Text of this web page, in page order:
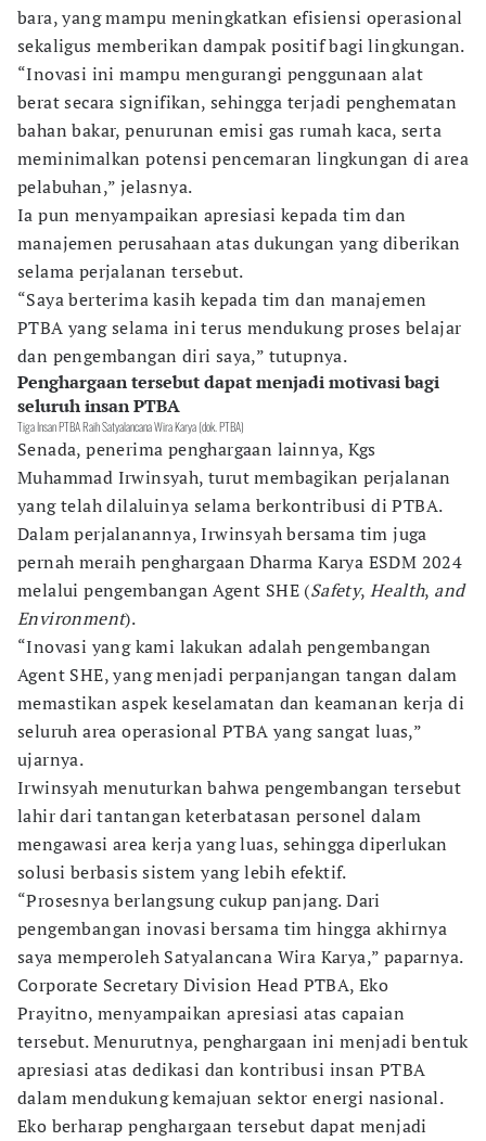
bara, yang mampu meningkatkan efisiensi operasional
sekaligus memberikan dampak positif bagi lingkungan.
“Inovasi ini mampu mengurangi penggunaan alat
berat secara signifikan, sehingga terjadi penghematan
bahan bakar, penurunan emisi gas rumah kaca, serta
meminimalkan potensi pencemaran lingkungan di area
pelabuhan,” jelasnya.
Ia pun menyampaikan apresiasi kepada tim dan
manajemen perusahaan atas dukungan yang diberikan
selama perjalanan tersebut.
“Saya berterima kasih kepada tim dan manajemen
PTBA yang selama ini terus mendukung proses belajar
dan pengembangan diri saya,” tutupnya.
Penghargaan tersebut dapat menjadi motivasi bagi
seluruh insan PTBA
Tiga Insan PTBA Raih Satyalancana Wira Karya (dok. PTBA)
Senada, penerima penghargaan lainnya, Kgs
Muhammad Irwinsyah, turut membagikan perjalanan
yang telah dilaluinya selama berkontribusi di PTBA.
Dalam perjalanannya, Irwinsyah bersama tim juga
pernah meraih penghargaan Dharma Karya ESDM 2024
melalui pengembangan Agent SHE (Safety,Health, and
Environment).
“Inovasi yang kami lakukan adalah pengembangan
Agent SHE, yang menjadi perpanjangan tangan dalam
memastikan aspek keselamatan dan keamanan kerja di
seluruh area operasional PTBA yang sangat luas,”
ujarnya.
Irwinsyah menuturkan bahwa pengembangan tersebut
lahir dari tantangan keterbatasan personel dalam
mengawasi area kerja yang luas, sehingga diperlukan
solusi berbasis sistem yang lebih efektif.
“Prosesnya berlangsung cukup panjang. Dari
pengembangan inovasi bersama tim hingga akhirnya
saya memperoleh Satyalancana Wira Karya,” paparnya.
Corporate Secretary Division Head PTBA, Eko
Prayitno, menyampaikan apresiasi atas capaian
tersebut. Menurutnya, penghargaan ini menjadi bentuk
apresiasi atas dedikasi dan kontribusi insan PTBA
dalam mendukung kemajuan sektor energi nasional.
Eko berharap penghargaan tersebut dapat menjadi